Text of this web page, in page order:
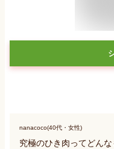
nanacoco(40代・女性)
究極のひき肉ってどん